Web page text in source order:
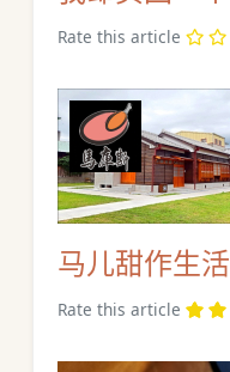
Rate this article
马儿甜作生
Rate this article